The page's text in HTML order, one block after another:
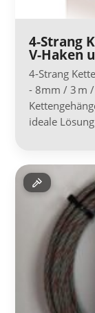
4-Strang
V-Haken
4-Strang
- 8mm / 3 m
ideale